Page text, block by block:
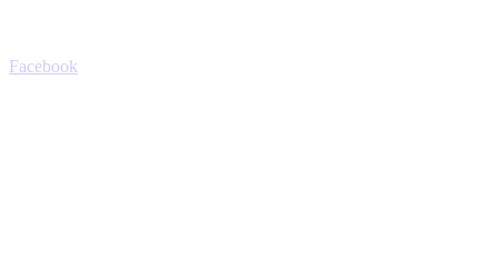
Facebook